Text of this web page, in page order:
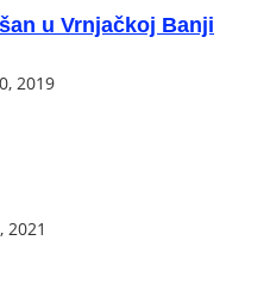
u Vrnjačkoj Banji
2019
2021